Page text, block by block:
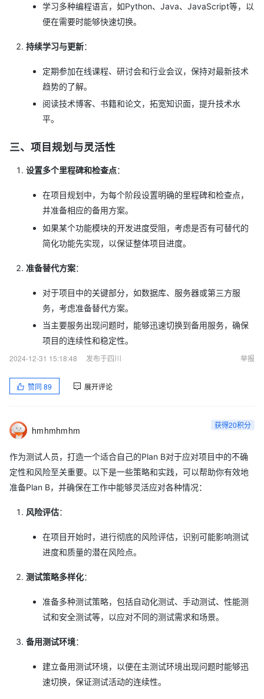
不当言论等回答将不予发奖。阿里云开发者社区有权对回答进行删
除。获奖名单将于活动结束后5个工作日内公布，奖品将于7个工作
信并领取兑换，若超时未领取则默认放弃领奖，逾期将不进行补
中奖用户：
截止到12月31日共收到67条有效回复，获奖用户如下：
优质回答3个：用户28430138、一键难忘、六月的雨在钉钉
恭喜以上用户！感谢大家对本话题的支持～
学习多种编程语言，如Python、Java、JavaScript等，以
便在需要时能够快速切换。
持续学习与更新：
定期参加在线课程、研讨会和行业会议，保持对最新技术
趋势的了解。
阅读技术博客、书籍和论文，拓宽知识面，提升技术水
平。
三、项目规划与灵活性
设置多个里程碑和检查点：
在项目规划中，为每个阶段设置明确的里程碑和检查点，
并准备相应的备用方案。
如果某个功能模块的开发进度受阻，考虑是否有可替代的
简化功能先实现，以保证整体项目进度。
准备替代方案：
对于项目中的关键部分，如数据库、服务器或第三方服
务，考虑准备替代方案。
当主要服务出现问题时，能够迅速切换到备用服务，确保
项目的连续性和稳定性。
2024-12-31 15:18:48
发布于四川 举报
赞同 89 展开评论
hmhmhmhm 获得20积分
作为测试人员，打造一个适合自己的Plan B对于应对项目中的不确
定性和风险至关重要。以下是一些策略和实践，可以帮助你有效地
准备Plan B，并确保在工作中能够灵活应对各种情况：
风险评估：
在项目开始时，进行彻底的风险评估，识别可能影响测试
进度和质量的潜在风险点。
测试策略多样化：
准备多种测试策略，包括自动化测试、手动测试、性能测
试和安全测试等，以应对不同的测试需求和场景。
备用测试环境：
建立备用测试环境，以便在主测试环境出现问题时能够迅
速切换，保证测试活动的连续性。